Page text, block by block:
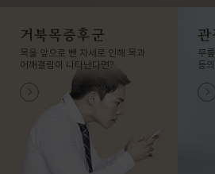
거북목증후군
목을 앞으로 뺀 자세로 인해 목과
어깨결림이 나타난다면?
관
무
등